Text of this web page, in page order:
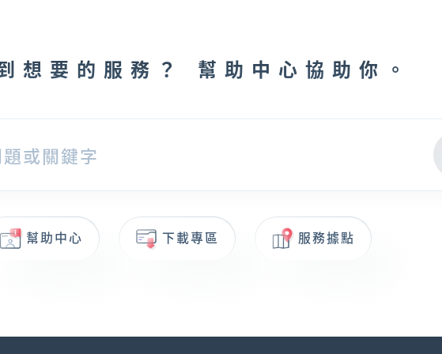
想要的服務？ 幫助中心協助你。
幫助中心 下載專區 服務據點